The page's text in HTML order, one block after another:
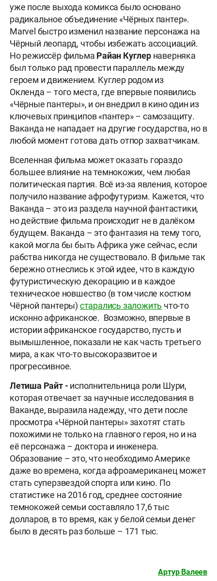
уже после выхода комикса было основано
радикальное объединение «Чёрных пантер».
Marvel быстро изменил название персонажа на
Чёрный леопард, чтобы избежать ассоциаций.
Но режиссёр фильма Райан Куглер наверняка
был только рад провести параллель между
героем и движением. Куглер родом из
Окленда – того места, где впервые появились
«Чёрные пантеры», и он внедрил в кино один из
ключевых принципов «пантер» – самозащиту.
Ваканда не нападает на другие государства, но в
любой момент готова дать отпор захватчикам.
Вселенная фильма может оказать гораздо
большее влияние на темнокожих, чем любая
политическая партия. Всё из-за явления, которое
получило название афрофутуризм. Кажется, что
Ваканда – это из раздела научной фантастики,
но действие фильма происходит не в далёком
будущем. Ваканда – это фантазия на тему того,
какой могла бы быть Африка уже сейчас, если
рабства никогда не существовало. В фильме так
бережно отнеслись к этой идее, что в каждую
футуристическую декорацию и в каждое
техническое новшество (в том числе костюм
Чёрной пантеры) старались заложить что-то
исконно африканское. Возможно, впервые в
истории африканское государство, пусть и
вымышленное, показали не как часть третьего
мира, а как что-то высокоразвитое и
прогрессивное.
Летиша Райт - исполнительница роли Шури,
которая отвечает за научные исследования в
Ваканде, выразила надежду, что дети после
просмотра «Чёрной пантеры» захотят стать
похожими не только на главного героя, но и на
её персонажа – доктора и инженера.
Образование – это, что необходимо Америке
даже во времена, когда афроамериканец может
стать суперзвездой спорта или кино. По
статистике на 2016 год, среднее состояние
темнокожей семьи составляло 17,6 тыс
долларов, в то время, как у белой семьи денег
было в десять раз больше – 171 тыс.
Артур Валеев